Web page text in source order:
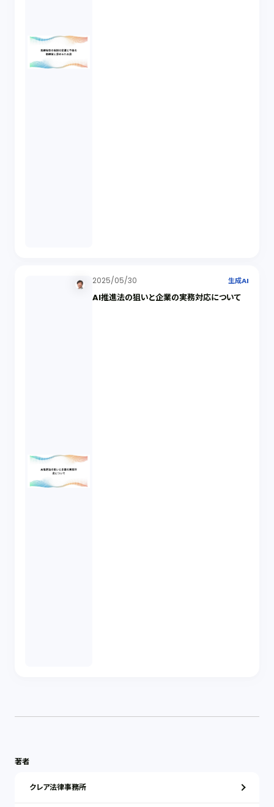
2025/05/30 生成AI
AI推進法の狙いと企業の実務対応について
著者
クレア法律事務所